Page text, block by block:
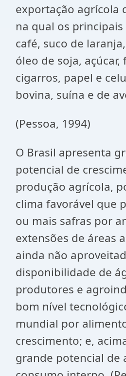
exportação agrícola
na qual os
café, suco de
óleo de soja, açúcar,
cigarros, papel e
bovina, suína e de
(Pessoa, 1994)
O Brasil apresenta
potencial de
produção agrícola,
clima favorável que
ou mais safras por
extensões de áreas
ainda não
disponibilidade de
produtores e
bom nível
mundial por
crescimento; e,
grande potencial de